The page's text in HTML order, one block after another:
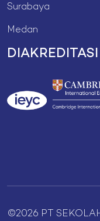
Surabaya
Medan
©2026 PT